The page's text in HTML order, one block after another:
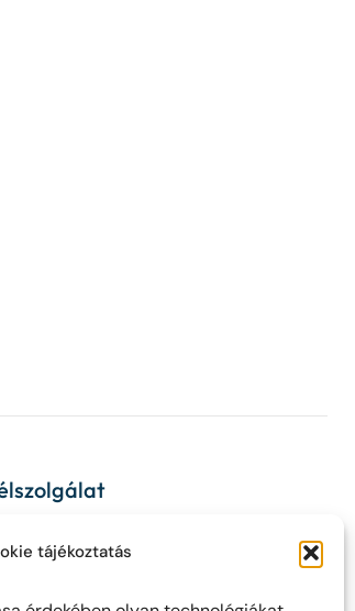
tájékoztatás